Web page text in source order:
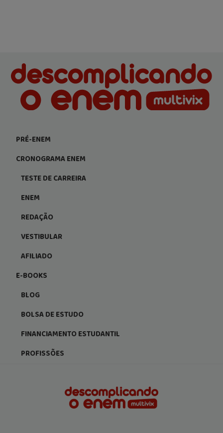
PRÉ-ENEM
CRONOGRAMA ENEM
TESTE DE CARREIRA
ENEM
REDAÇÃO
VESTIBULAR
AFILIADO
E-BOOKS
BLOG
BOLSA DE ESTUDO
FINANCIAMENTO ESTUDANTIL
PROFISSÕES